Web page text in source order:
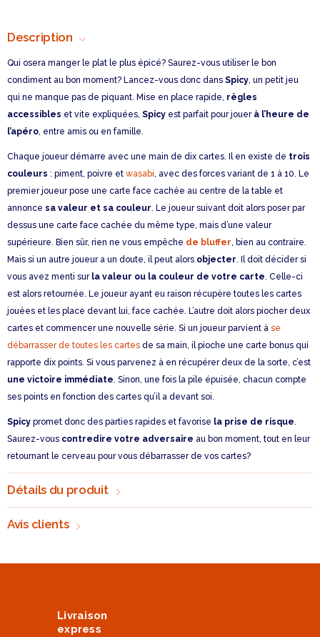
Description
Qui osera manger le plat le plus épicé? Saurez-vous utiliser le bon
condiment au bon moment? Lancez-vous donc dans Spicy , un petit jeu
qui ne manque pas de piquant. Mise en place rapide, règles
accessibles et vite expliquées, Spicy est parfait pour jouer à l’heure de
l’apéro , entre amis ou en famille.
Chaque joueur démarre avec une main de dix cartes. Il en existe de trois
couleurs : piment, poivre et wasabi , avec des forces variant de 1 à 10. Le
premier joueur pose une carte face cachée au centre de la table et
annonce sa valeur et sa couleur . Le joueur suivant doit alors poser par
dessus une carte face cachée du même type, mais d’une valeur
supérieure. Bien sûr, rien ne vous empêche de bluffer , bien au contraire.
Mais si un autre joueur a un doute, il peut alors objecter . Il doit décider si
vous avez menti sur la valeur ou la couleur de votre carte . Celle-ci
est alors retournée. Le joueur ayant eu raison récupère toutes les cartes
jouées et les place devant lui, face cachée. L’autre doit alors piocher deux
cartes et commencer une nouvelle série. Si un joueur parvient à se
débarrasser de toutes les cartes de sa main, il pioche une carte bonus qui
rapporte dix points. Si vous parvenez à en récupérer deux de la sorte, c’est
une victoire immédiate . Sinon, une fois la pile épuisée, chacun compte
ses points en fonction des cartes qu’il a devant soi.
Spicy promet donc des parties rapides et favorise la prise de risque
Saurez-vous contredire votre adversaire au bon moment, tout en leur
retournant le cerveau pour vous débarrasser de vos cartes?
Détails du produit
Avis clients
Livraison
express